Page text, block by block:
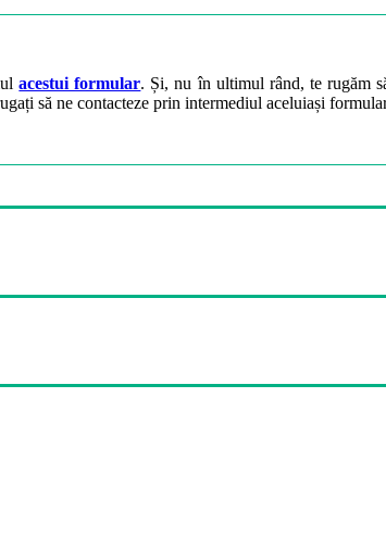
acestui formular. Și, nu în ultimul rând, te rugăm
să ne contacteze prin intermediul aceluiași